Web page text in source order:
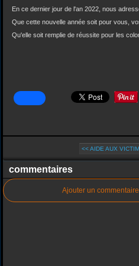
En ce dernier jour de l'an 2022, nous
Que cette nouvelle année soit pour vous,
Qu'elle soit remplie de réussite pour les
<< AIDE AUX
commentaires
Ajouter un commentaire